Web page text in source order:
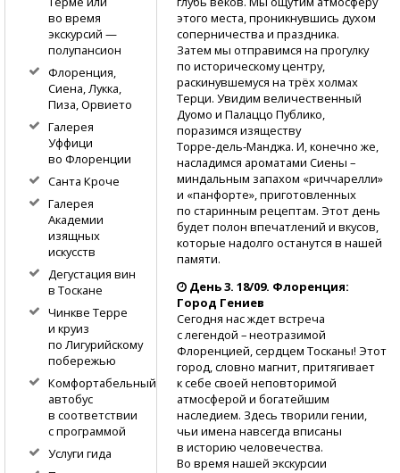
этого места, проникнувшись духом
соперничества и праздника.
Затем мы отправимся на прогулку
по историческому центру,
раскинувшемуся на трёх холмах
Терци. Увидим величественный
Дуомо и Палаццо Публико,
поразимся изяществу
Торре-дель-Манджа. И, конечно же,
насладимся ароматами Сиены –
миндальным запахом «риччарелли»
и «панфорте», приготовленных
по старинным рецептам. Этот день
будет полон впечатлений и вкусов,
которые надолго останутся в нашей
памяти.
День 3. 18/09. Флоренция:
Город Гениев
Сегодня нас ждет встреча
с легендой – неотразимой
Флоренцией, сердцем Тосканы! Этот
город, словно магнит, притягивает
к себе своей неповторимой
атмосферой и богатейшим
наследием. Здесь творили гении,
чьи имена навсегда вписаны
в историю человечества.
Во время нашей экскурсии
во время
экскурсий —
полупансион
Флоренция,
Сиена, Лукка,
Пиза, Орвието
Галерея
Уффици
во Флоренции
Санта Кроче
Галерея
Академии
изящных
искусств
Дегустация вин
в Тоскане
Чинкве Терре
и круиз
по Лигурийскому
побережью
Комфортабельный
автобус
в соответствии
с программой
Услуги гида